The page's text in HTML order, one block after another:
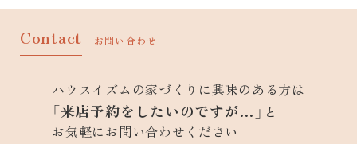
Contact お問い合わせ
ハウスイズムの家づくりに興味のある方は
「来店予約をしたいのですが…」 と
お気軽にお問い合わせください